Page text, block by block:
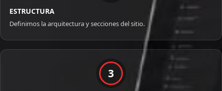
ESTRUCTURA
Definimos la arquitectura y secciones del sitio.
3